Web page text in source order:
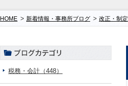
HOME > 新着情報・事務所ブログ > 改正・制定
税務・会計（448）